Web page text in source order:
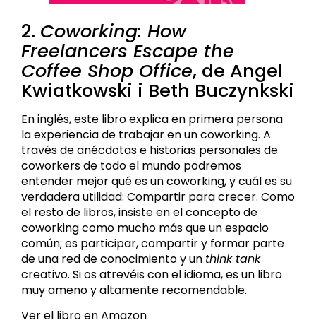
2. Coworking: How
Freelancers Escape the
Coffee Shop Office, de Angel
Kwiatkowski i Beth Buczynkski
En inglés, este libro explica en primera persona
la experiencia de trabajar en un coworking. A
través de anécdotas e historias personales de
coworkers de todo el mundo podremos
entender mejor qué es un coworking, y cuál es su
verdadera utilidad: Compartir para crecer. Como
el resto de libros, insiste en el concepto de
coworking como mucho más que un espacio
común; es participar, compartir y formar parte
de una red de conocimiento y un think tank
creativo. Si os atrevéis con el idioma, es un libro
muy ameno y altamente recomendable.
Ver el libro en Amazon